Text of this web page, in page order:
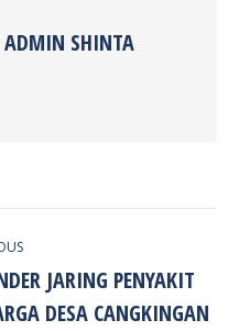
ADMIN SHINTA
JARING PENYAKIT
DESA CANGKINGAN